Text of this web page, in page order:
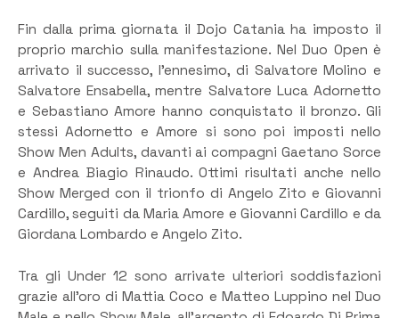
Fin dalla prima giornata il Dojo Catania ha imposto il
proprio marchio sulla manifestazione. Nel Duo Open è
arrivato il successo, l’ennesimo, di Salvatore Molino e
Salvatore Ensabella, mentre Salvatore Luca Adornetto
e Sebastiano Amore hanno conquistato il bronzo. Gli
stessi Adornetto e Amore si sono poi imposti nello
Show Men Adults, davanti ai compagni Gaetano Sorce
e Andrea Biagio Rinaudo. Ottimi risultati anche nello
Show Merged con il trionfo di Angelo Zito e Giovanni
Cardillo, seguiti da Maria Amore e Giovanni Cardillo e da
Giordana Lombardo e Angelo Zito.
Tra gli Under 12 sono arrivate ulteriori soddisfazioni
grazie all’oro di Mattia Coco e Matteo Luppino nel Duo